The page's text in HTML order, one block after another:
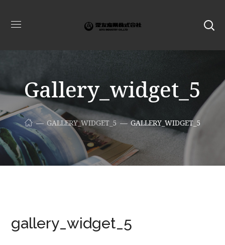
Gallery_widget_5
GALLERY_WIDGET_5 GALLERY_WIDGET_5
gallery_widget_5